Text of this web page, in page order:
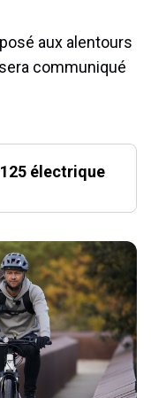
aux alentours
communiqué
électrique